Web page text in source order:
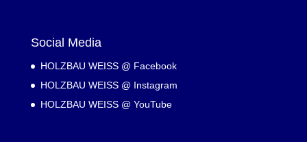
Social Media
HOLZBAU WEISS @ Facebook
HOLZBAU WEISS @ Instagram
HOLZBAU WEISS @ YouTube